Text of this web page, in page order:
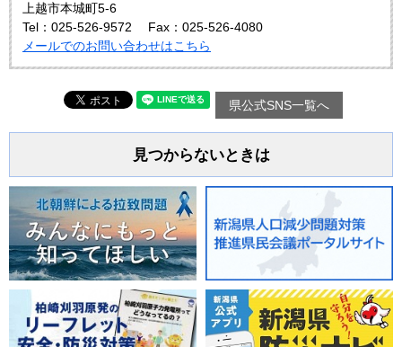
上越市本城町5-6
Tel：025-526-9572
Fax：025-526-4080
メールでのお問い合わせはこちら
県公式SNS一覧へ
見つからないときは